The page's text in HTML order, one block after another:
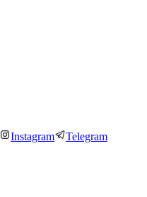
Instagram Telegram